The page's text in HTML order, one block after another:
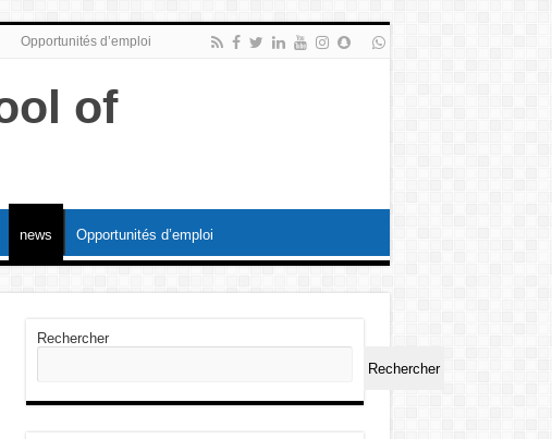
Opportunités d’emploi
news Opportunités d’emploi
Rechercher
Rechercher